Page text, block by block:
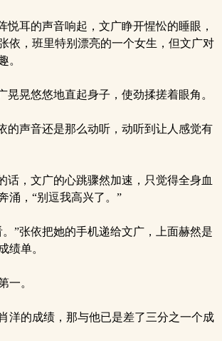
悦耳的声音响起，文广睁开惺忪的睡眼，
依，班里特别漂亮的一个女生，但文广对
。
晃晃悠悠地直起身子，使劲揉搓着眼角。
的声音还是那么动听，动听到让人感觉有
话，文广的心跳骤然加速，只觉得全身血
涌，“别逗我高兴了。”
”张依把她的手机递给文广，上面赫然是
绩单。
一。
洋的成绩，那与他已是差了三分之一个成